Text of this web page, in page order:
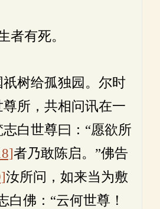
者有死。
树给孤独园。尔时
所，共相问讯在一
白世尊曰：“愿欲所
者乃敢陈启。”佛告
汝所问，如来当为敷
白佛：“云何世尊！